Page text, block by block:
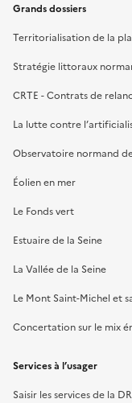
Grands dossiers
Territorialisation de la
Stratégie littoraux
CRTE - Contrats de
La lutte contre
Observatoire normand
Éolien en mer
Le Fonds vert
Estuaire de la Seine
La Vallée de la Seine
Le Mont Saint-Michel et
Concertation sur le mix
Services à l’usager
Saisir les services de la